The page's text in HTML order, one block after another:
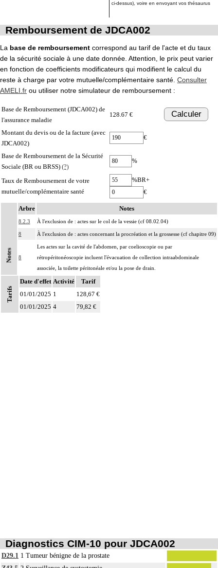
ci-dessus), voire en envoyant vos thésaurus
Remboursement de JDCA002
La base de remboursement correspond au tarif de l'acte et du taux
de la sécurité sociale à une date donnée. Attention, le prix peut varier
en fonction de coefficients modificateurs qui modifient le calcul du
reste à charge par votre mutuelle/complémentaire santé. Consulter
AMELI.fr ou utiliser notre simulateur de remboursement :
Base de Remboursement (JDCA002) de
l'assurance maladie
128.67 € Calculer
Montant du devis ou de la facture (avec
JDCA002)
€
Base de Remboursement de la Sécurité
Sociale (BR ou BRSS) (?)
%
Taux de Remboursement de votre
mutuelle/complémentaire santé
%BR+
€
Notes
Arbre Notes
8.2.3 À l'exclusion de : actes sur le col de la vessie (cf 08.02.04)
8 À l'exclusion de : actes concernant la procréation et la grossesse (cf chapitre 09)
8
Les actes sur la cavité de l'abdomen, par coelioscopie ou par
rétropéritonéoscopie incluent l'évacuation de collection intraabdominale
associée, la toilette péritonéale et/ou la pose de drain.
8
Les actes sur la cavité de l'abdomen, par abord direct incluent l'évacuation de
collection intraabdominale associée, la toilette péritonéale et/ou la pose de
Tarifs
Date d'effet Activité
Tarif
01/01/2025 1
128,67 €
01/01/2025 4 79,82 €
Diagnostics CIM-10 pour JDCA002
D29.1 1 Tumeur bénigne de la prostate